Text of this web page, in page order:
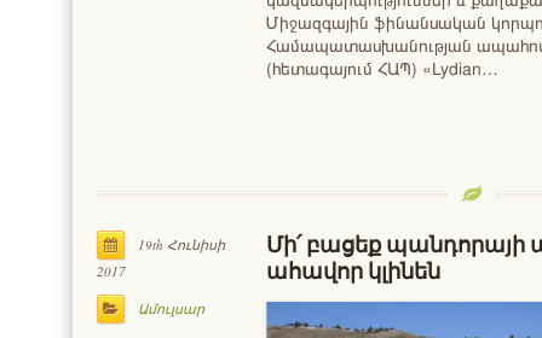
Միջազգային ֆինանսական
Համապատասխանության
(հետագայում ՀԱՊ) «Lydian…
19th Հունիսի
2017
Ամուլսար
Մի՛ բացեք պանդորայի
ահավոր կլինեն